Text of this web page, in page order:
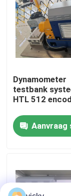
Nieuws
Gevallen
Hoge
Dynamometer
testbank
HTL 512
Aanvraag